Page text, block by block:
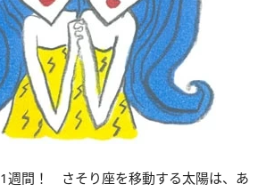
1週間！ さそり座を移動する太陽は、あ